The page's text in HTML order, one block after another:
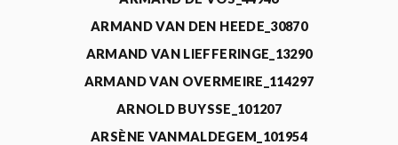
ARMAND VAN DEN HEEDE_30870
ARMAND VAN LIEFFERINGE_13290
ARMAND VAN OVERMEIRE_114297
ARNOLD BUYSSE_101207
ARSÈNE VANMALDEGEM_101954